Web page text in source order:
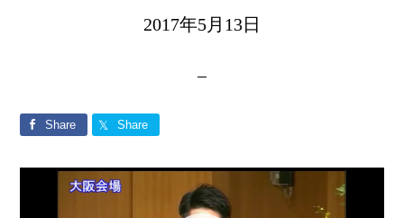
2017年5月13日
Share Share
動
画